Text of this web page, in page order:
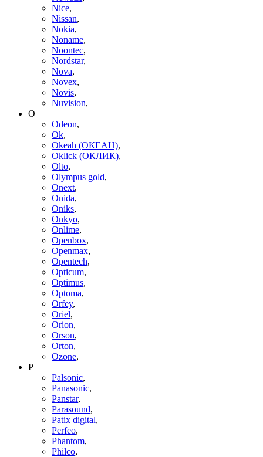
Nice,
Nissan,
Nokia,
Noname,
Noontec,
Nordstar,
Nova,
Novex,
Novis,
Nuvision,
O
Odeon,
Ok,
Okeah (ОКЕАН),
Oklick (ОКЛИК),
Olto,
Olympus gold,
Onext,
Onida,
Oniks,
Onkyo,
Onlime,
Openbox,
Openmax,
Opentech,
Opticum,
Optimus,
Optoma,
Orfey,
Oriel,
Orion,
Orson,
Orton,
Ozone,
P
Palsonic,
Panasonic,
Panstar,
Parasound,
Patix digital,
Perfeo,
Phantom,
Philco,